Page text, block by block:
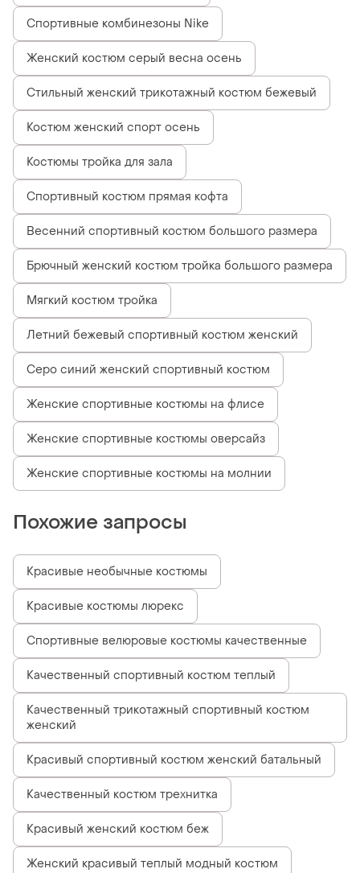
Спортивные комбинезоны Nike
Женский костюм серый весна осень
Стильный женский трикотажный костюм бежевый
Костюм женский спорт осень
Костюмы тройка для зала
Спортивный костюм прямая кофта
Весенний спортивный костюм большого размера
Брючный женский костюм тройка большого размера
Мягкий костюм тройка
Летний бежевый спортивный костюм женский
Серо синий женский спортивный костюм
Женские спортивные костюмы на флисе
Женские спортивные костюмы оверсайз
Женские спортивные костюмы на молнии
Похожие запросы
Красивые необычные костюмы
Красивые костюмы люрекс
Спортивные велюровые костюмы качественные
Качественный спортивный костюм теплый
Качественный трикотажный спортивный костюм
женский
Красивый спортивный костюм женский батальный
Качественный костюм трехнитка
Красивый женский костюм беж
Женский красивый теплый модный костюм